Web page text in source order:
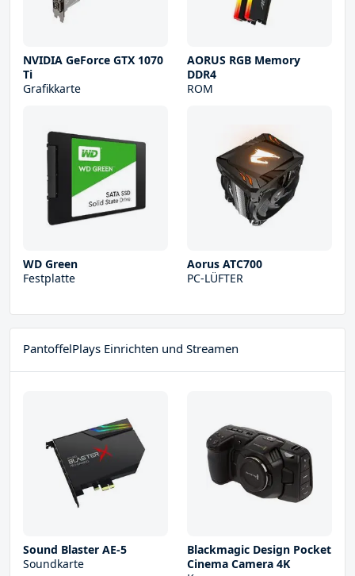
NVIDIA GeForce GTX 1070
Ti
Grafikkarte
AORUS RGB Memory
DDR4
ROM
WD Green
Festplatte
Aorus ATC700
PC-LÜFTER
PantoffelPlays Einrichten und Streamen
Sound Blaster AE-5
Soundkarte
Blackmagic Design Pocket
Cinema Camera 4K